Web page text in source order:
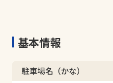
基本情報
駐車場名（かな）